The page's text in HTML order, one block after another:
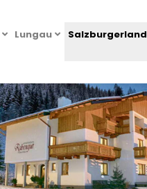
Lungau Salzburgerland